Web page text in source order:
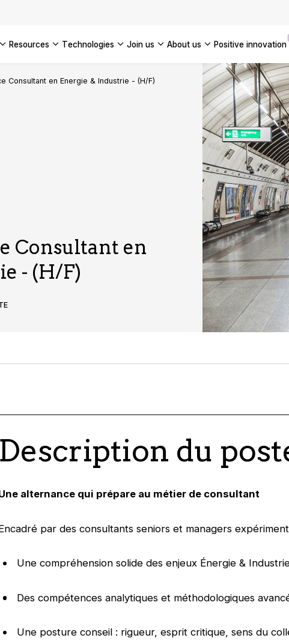
resources technologies join us about us positive innovation
Consultant en Energie & Industrie - (H/F)
Consultant en
- (H/F)
Description du
alternance qui prépare au métier de consultant
par des consultants seniors et managers
Une compréhension solide des enjeux Énergie &
Des compétences analytiques et méthodologiques
Une posture conseil : rigueur, esprit critique, sens du